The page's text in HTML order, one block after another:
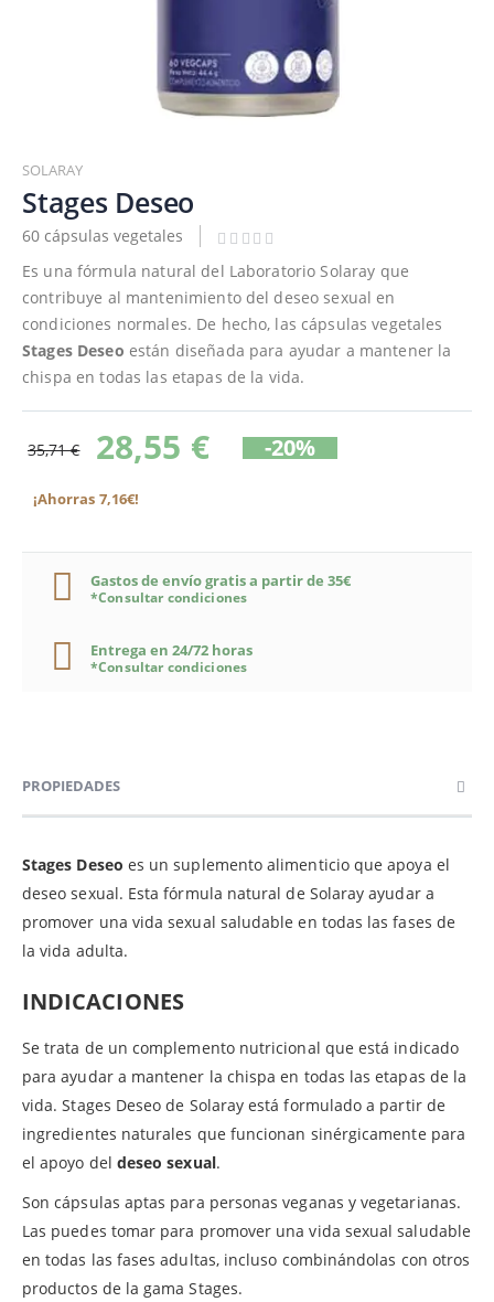
al
comienzo
de
la
galería
imágenes
SOLARAY
Stages Deseo
60 cápsulas vegetales
Es una fórmula natural del Laboratorio Solaray que
contribuye al mantenimiento del deseo sexual en
condiciones normales. De hecho, las cápsulas vegetales
Stages Deseo están diseñada para ayudar a mantener la
chispa en todas las etapas de la vida.
35,71 € 28,55 € -20%
¡Ahorras 7,16€!
Gastos de envío gratis a partir de 35€
*Consultar condiciones
Entrega en 24/72 horas
*Consultar condiciones
PROPIEDADES
Stages Deseo es un suplemento alimenticio que apoya el
deseo sexual. Esta fórmula natural de Solaray ayudar a
promover una vida sexual saludable en todas las fases de
la vida adulta.
INDICACIONES
Se trata de un complemento nutricional que está indicado
para ayudar a mantener la chispa en todas las etapas de la
vida. Stages Deseo de Solaray está formulado a partir de
ingredientes naturales que funcionan sinérgicamente para
el apoyo del deseo sexual.
Son cápsulas aptas para personas veganas y vegetarianas.
Las puedes tomar para promover una vida sexual saludable
en todas las fases adultas, incluso combinándolas con otros
productos de la gama Stages.